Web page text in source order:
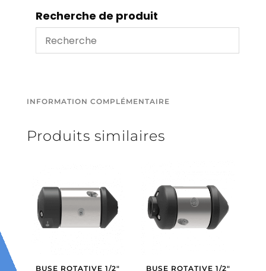
Recherche de produit
INFORMATION COMPLÉMENTAIRE
Produits similaires
BUSE ROTATIVE 1/2″
BUSE ROTATIVE 1/2″